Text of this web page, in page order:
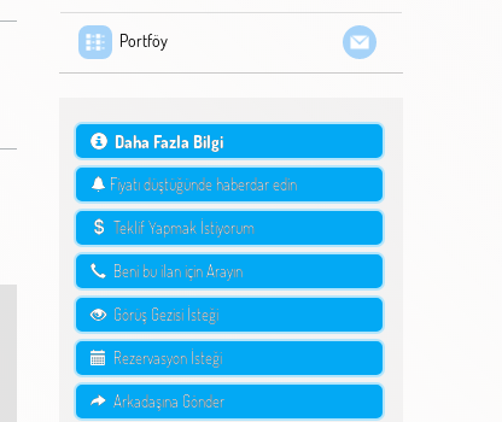
Portföy
Daha Fazla Bilgi
Fiyatı düştüğünde haberdar edin
Teklif Yapmak İstiyorum
Beni bu ilan için Arayın
Görüş Gezisi İsteği
Rezervasyon İsteği
Arkadaşına Gönder